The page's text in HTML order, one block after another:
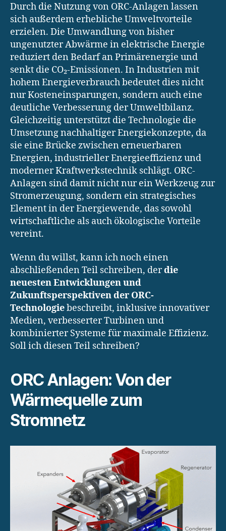
Durch die Nutzung von ORC-Anlagen lassen
sich außerdem erhebliche Umweltvorteile
erzielen. Die Umwandlung von bisher
ungenutzter Abwärme in elektrische Energie
reduziert den Bedarf an Primärenergie und
senkt die CO₂-Emissionen. In Industrien mit
hohem Energieverbrauch bedeutet dies nicht
nur Kosteneinsparungen, sondern auch eine
deutliche Verbesserung der Umweltbilanz.
Gleichzeitig unterstützt die Technologie die
Umsetzung nachhaltiger Energiekonzepte, da
sie eine Brücke zwischen erneuerbaren
Energien, industrieller Energieeffizienz und
moderner Kraftwerkstechnik schlägt. ORC-
Anlagen sind damit nicht nur ein Werkzeug zur
Stromerzeugung, sondern ein strategisches
Element in der Energiewende, das sowohl
wirtschaftliche als auch ökologische Vorteile
vereint.
Wenn du willst, kann ich noch einen
abschließenden Teil schreiben, derdie
neuesten Entwicklungen und
Zukunftsperspektiven der ORC-
Technologiebeschreibt, inklusive innovativer
Medien, verbesserter Turbinen und
kombinierter Systeme für maximale Effizienz.
Soll ich diesen Teil schreiben?
ORC Anlagen: Von der
Wärmequelle zum
Stromnetz